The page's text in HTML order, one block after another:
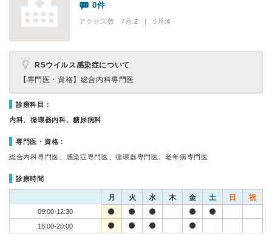
0件
アクセス数 7月:2 | 6月:4
RSウイルス感染症について
【専門医・資格】 総合内科専門医
診療科目：
内科、循環器内科、糖尿病科
専門医・資格：
総合内科専門医、感染症専門医、循環器専門医、老年病専門医
診療時間
月 火 水 木 金 土 日 祝
09:00-12:30
18:00-20:00